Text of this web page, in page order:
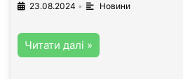
23.08.2024 • Новини
Читати далі »